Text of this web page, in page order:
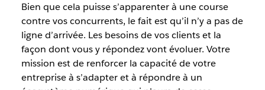
Bien que cela puisse s’apparenter à une course
contre vos concurrents, le fait est qu’il n’y a pas de
ligne d’arrivée. Les besoins de vos clients et la
façon dont vous y répondez vont évoluer. Votre
mission est de renforcer la capacité de votre
entreprise à s’adapter et à répondre à un